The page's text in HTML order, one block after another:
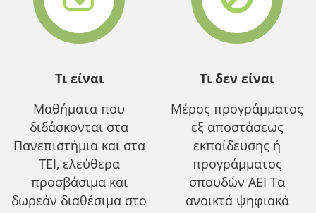
Τι είναι
Μαθήματα που
διδάσκονται στα
Πανεπιστήμια και στα
ΤΕΙ, ελεύθερα
προσβάσιμα και
δωρεάν διαθέσιμα στο
Τι δεν είναι
Μέρος προγράμματος
εξ αποστάσεως
εκπαίδευσης ή
προγράμματος
σπουδών ΑΕΙ Τα
ανοικτά ψηφιακά